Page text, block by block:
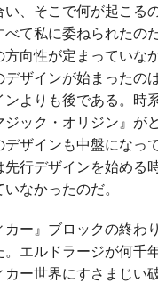
、そこで何が起こる
て私に委ねられたの
向性が定まっていな
ザインが始まったの
よりも後である。時
ジック・オリジン』が
ザインも中盤になっ
行デザインを始める
なかったのだ。
ー』ブロックの終わ
エルドラージが何千
ー世界にすさまじい